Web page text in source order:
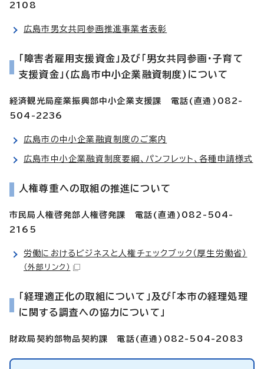
2108
広島市男女共同参画推進事業者表彰
「障害者雇用支援資金」及び「男女共同参画・子育て
支援資金」(広島市中小企業融資制度)について
経済観光局産業振興部中小企業支援課 電話(直通)082-
504-2236
広島市の中小企業融資制度のご案内
広島市中小企業融資制度要綱、パンフレット、各種申請様式
人権尊重への取組の推進について
市民局人権啓発部人権啓発課 電話(直通)082-504-
2165
労働におけるビジネスと人権チェックブック（厚生労働省）
（外部リンク）
「経理適正化の取組について」及び「本市の経理処理
に関する調査への協力について」
財政局契約部物品契約課 電話(直通)082-504-2083